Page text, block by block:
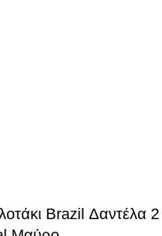
Brazil Δαντέλα 2